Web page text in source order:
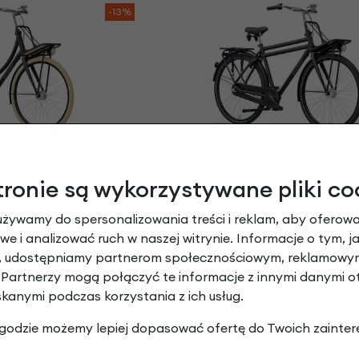
-13%
| -13%
zł
3 499,00 zł
| -13%
3 044,13 zł
-10%
są wykorzystywane pliki
do spersonalizowania treści i reklam, aby
i analizować ruch w naszej witrynie. Informacje o tym,
udostępniamy partnerom społecznościowym,
mogą połączyć te informacje z innymi danymi
podczas korzystania z ich usług.
możemy lepiej dopasować ofertę do Twoich